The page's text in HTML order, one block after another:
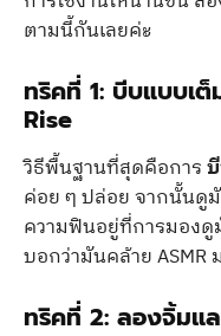
ตามนี้กันเลยค่ะ
ทริคที่ 1: บีบแบบเ
Rise
วิธีพื้นฐานที่สุดคือการ
ค่อย ๆ ปล่อย จากนั้นดู
ความฟินอยู่ที่การมอง
บอกว่ามันคล้าย
ทริคที่ 2: ลองจิ้มแ